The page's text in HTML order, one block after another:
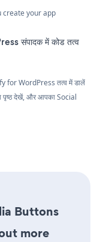
create your app
संपादक में कोड तत्व
for WordPress तत्व में डालें
पृष्ठ देखें, और आपका Social
Buttons
more